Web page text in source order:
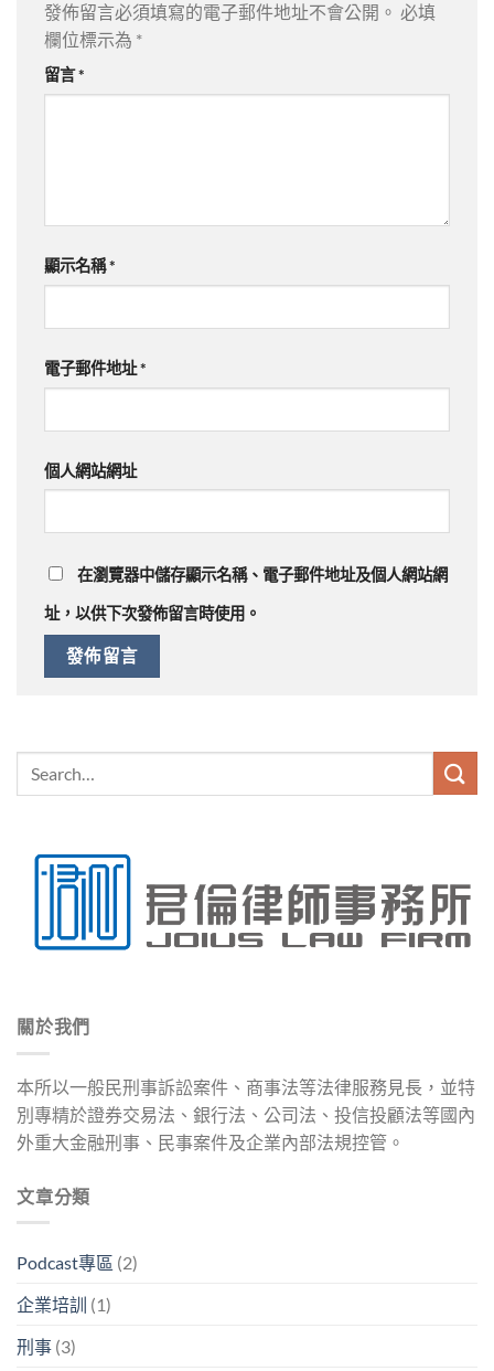
發佈留言必須填寫的電子郵件地址不會公開。 必填
欄位標示為 *
留言*
顯示名稱*
電子郵件地址*
個人網站網址
在瀏覽器中儲存顯示名稱、電子郵件地址及個人網站網
址，以供下次發佈留言時使用。
關於我們
本所以一般民刑事訴訟案件、商事法等法律服務見長，並特
別專精於證券交易法、銀行法、公司法、投信投顧法等國內
外重大金融刑事、民事案件及企業內部法規控管。
文章分類
Podcast專區 (2)
企業培訓 (1)
刑事 (3)